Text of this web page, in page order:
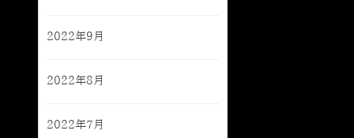
2022年9月
2022年8月
2022年7月